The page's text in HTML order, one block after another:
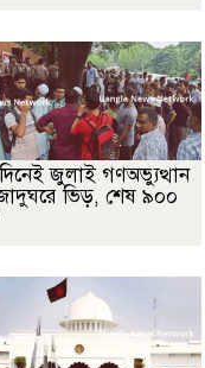
জুলাই গণঅভ্যুত্থান
ভিড়, শেষ ৯০০